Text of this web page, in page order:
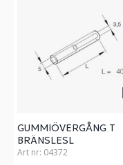
GUMMIÖVERGÅNG T
BRÄNSLESL
Art nr: 04372